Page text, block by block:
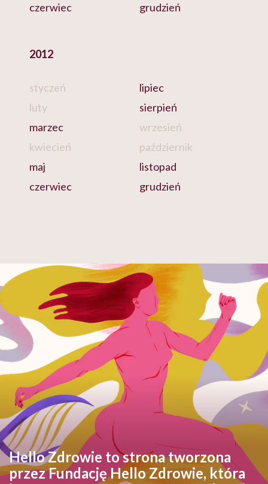
czerwiec
grudzień
2012
styczeń
luty
marzec
kwiecień
maj
czerwiec
lipiec
sierpień
wrzesień
październik
listopad
grudzień
Hello Zdrowie to strona tworzona
przez Fundację Hello Zdrowie, która